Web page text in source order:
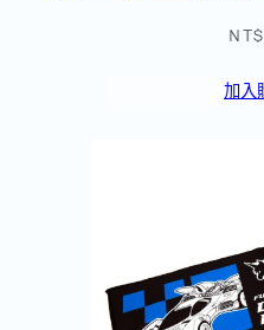
加入